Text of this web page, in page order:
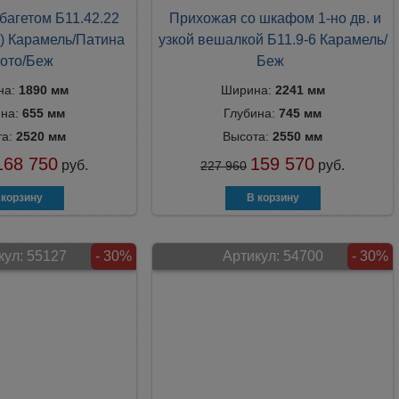
Б11.42.22
Карамель/Патина
Беж
1890 мм
655 мм
2520 мм
750 руб.
Прихожая со шкафом 1-но дв. и
узкой вешалкой Б11.9-6 Карамель/
Беж
Ширина: 2241 мм
Глубина: 745 мм
Высота: 2550 мм
227 960 159 570 руб.
55127 - 30% Артикул: 54700 - 30%